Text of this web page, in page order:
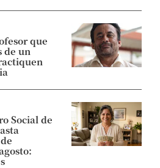
que
de un
Social de